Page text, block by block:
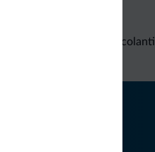
Richieste non vincolanti